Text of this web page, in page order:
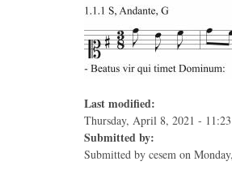
Last modified:
Thursday, April 8, 2021 - 11:23
Submitted by:
Submitted by cesem on